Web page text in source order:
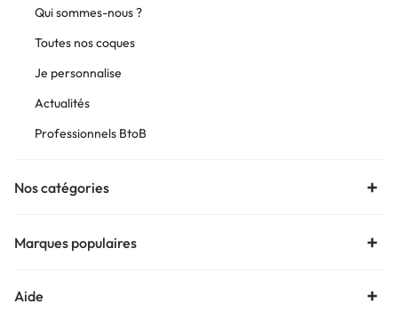
Qui sommes-nous ?
Toutes nos coques
Je personnalise
Actualités
Professionnels BtoB
Nos catégories
Marques populaires
Aide